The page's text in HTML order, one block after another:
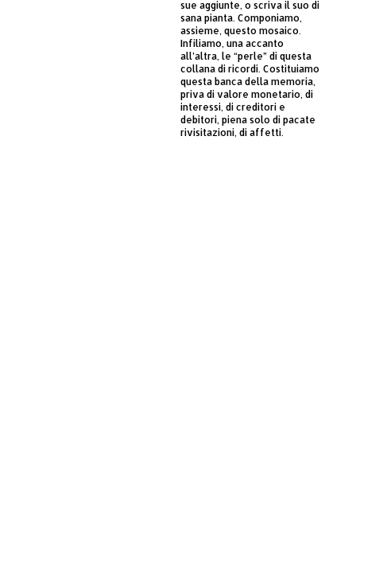
sue aggiunte, o scriva il suo di
sana pianta. Componiamo,
assieme, questo mosaico.
Infiliamo, una accanto
all’altra, le “perle” di questa
collana di ricordi. Costituiamo
questa banca della memoria,
priva di valore monetario, di
interessi, di creditori e
debitori, piena solo di pacate
rivisitazioni, di affetti.